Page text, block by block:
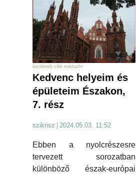
épületek cikk exkluzív
Kedvenc helyeim és
épületeim Északon,
7. rész
szikrisz 2024.05.03. 11:52
Ebben a nyolcrészesre
tervezett sorozatban
különböző észak-európai